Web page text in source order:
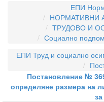
ЕПИ
НОРМАТИВНИ
ТРУДОВО И
Социално
ЕПИ Труд и социално
Постановление №
определяне размера на